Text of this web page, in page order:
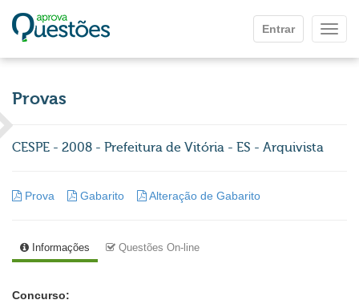
Entrar
Provas
CESPE - 2008 - Prefeitura de Vitória - ES - Arquivista
Prova Gabarito Alteração de Gabarito
Informações Questões On-line
Concurso: